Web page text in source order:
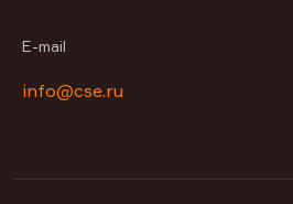
E-mail
info@cse.ru